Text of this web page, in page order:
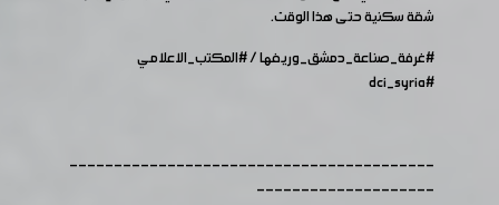
شقة سكنية حتى هذا الوقت.
#غرفة_صناعة_دمشق_وريفها/#المكتب_الاعلامي
#dci_syria
-----------------------------------------
--------------------